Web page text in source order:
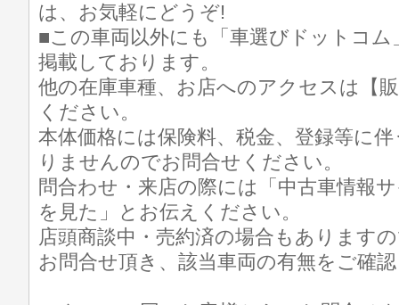
は、お気軽にどうぞ!
■この車両以外にも「車選びドットコ
掲載しております。
他の在庫車種、お店へのアクセスは【
ください。
本体価格には保険料、税金、登録等に
りませんのでお問合せください。
問合わせ・来店の際には「中古車情報
を見た」とお伝えください。
店頭商談中・売約済の場合もあります
お問合せ頂き、該当車両の有無をご確